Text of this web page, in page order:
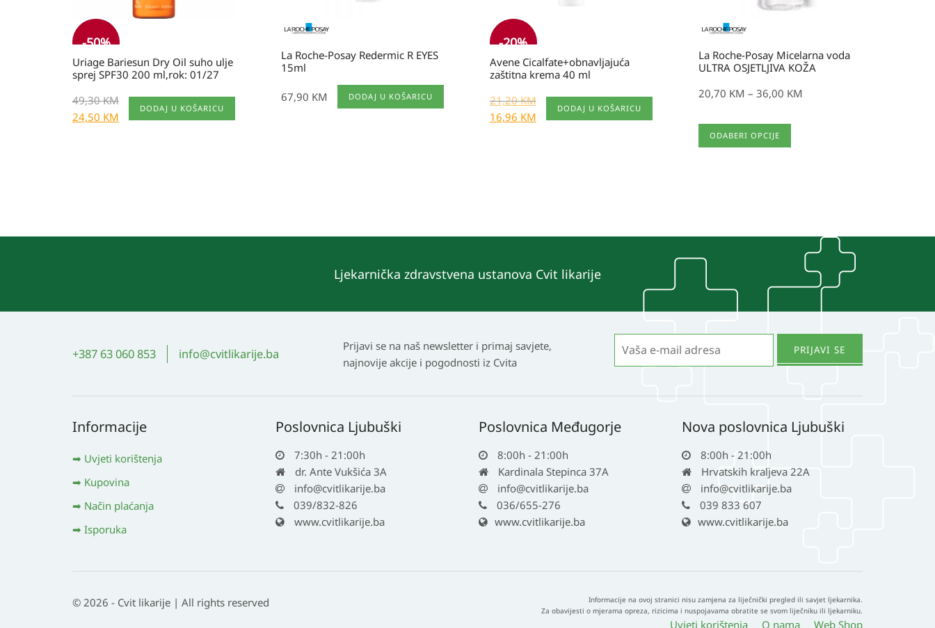
-50%
Uriage Bariesun Dry Oil suho ulje
sprej SPF30 200 ml,rok: 01/27
49,30KM
24,50 KM
DODAJ U KOŠARICU
La Roche-Posay Redermic R EYES
15ml
67,90 KM DODAJ U KOŠARICU
-20%
Avene Cicalfate+obnavljajuća
zaštitna krema 40 ml
21,20KM
16,96 KM
DODAJ U KOŠARICU
La Roche-Posay Micelarna voda
ULTRA OSJETLJIVA KOŽA
20,70 KM – 36,00 KM
ODABERI OPCIJE
Ovaj
proizvod
se
mogu
stranici
proizvoda
Ljekarnička zdravstvena ustanova Cvit likarije
+387 63 060 853 info@cvitlikarije.ba
Prijavi se na naš newsletter i primaj savjete,
najnovije akcije i pogodnosti iz Cvita
Informacije
Uvjeti korištenja
Kupovina
Način plaćanja
Isporuka
Poslovnica Ljubuški
7:30h - 21:00h
dr. Ante Vukšića 3A
info@cvitlikarije.ba
039/832-826
www.cvitlikarije.ba
Poslovnica Međugorje
8:00h - 21:00h
Kardinala Stepinca 37A
info@cvitlikarije.ba
036/655-276
www.cvitlikarije.ba
Nova poslovnica Ljubuški
8:00h - 21:00h
Hrvatskih kraljeva 22A
info@cvitlikarije.ba
039 833 607
www.cvitlikarije.ba
© 2026 - Cvit likarije | All rights reserved
Informacije na ovoj stranici nisu zamjena za liječnički pregled ili savjet ljekarnika.
Za obavijesti o mjerama opreza, rizicima i nuspojavama obratite se svom liječniku ili ljekarniku.
Uvjeti korištenja O nama Web Shop